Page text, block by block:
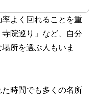
よく回れることを重
院巡り」など、自分
所を選ぶ人もいま
時間でも多くの名所